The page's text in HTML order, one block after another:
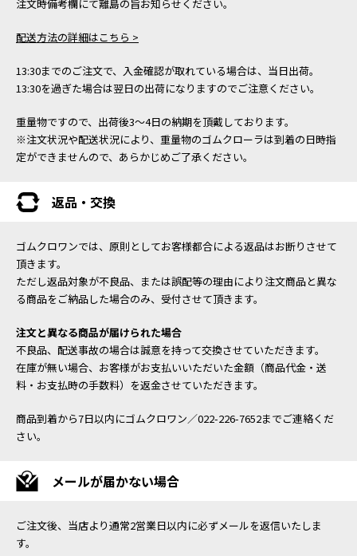
注文時備考欄にて離島の旨お知らせください。
配送方法の詳細はこちら >
13:30までのご注文で、入金確認が取れている場合は、当日出荷。
13:30を過ぎた場合は翌日の出荷になりますのでご注意ください。
重量物ですので、出荷後3～4日の納期を頂戴しております。
※注文状況や配送状況により、重量物のゴムクローラは到着の日時指
定ができませんので、あらかじめご了承ください。
返品・交換
ゴムクロワンでは、原則としてお客様都合による返品はお断りさせて
頂きます。
ただし返品対象が不良品、または誤配等の理由により注文商品と異な
る商品をご納品した場合のみ、受付させて頂きます。
注文と異なる商品が届けられた場合
不良品、配送事故の場合は誠意を持って交換させていただきます。
在庫が無い場合、お客様がお支払いいただいた金額（商品代金・送
料・お支払時の手数料）を返金させていただきます。
商品到着から7日以内にゴムクロワン／022-226-7652までご連絡くだ
さい。
メールが届かない場合
ご注文後、当店より通常2営業日以内に必ずメールを返信いたしま
す。